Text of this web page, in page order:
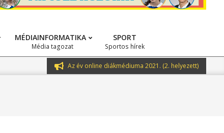
MÉDIAINFORMATIKA
Média tagozat
SPORT
Sportos hírek
Az év online diákmédiuma 2021. (2. helyezett)